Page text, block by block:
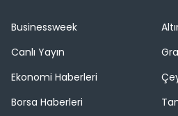
Businessweek
Canlı Yayın
Ekonomi Haberleri
Borsa Haberleri